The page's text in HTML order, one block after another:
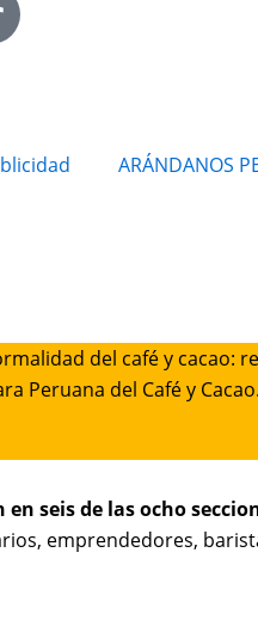
ARÁNDANOS
del café y
Peruana del Café y
seis de las ocho
emprendedores,